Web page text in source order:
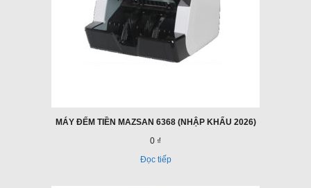
MÁY ĐẾM TIỀN MAZSAN 6368 (NHẬP KHẨU 2026)
0 ₫
Đọc tiếp